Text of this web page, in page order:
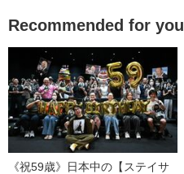
Recommended for you
《祝59歳》日本中の【ステイサ